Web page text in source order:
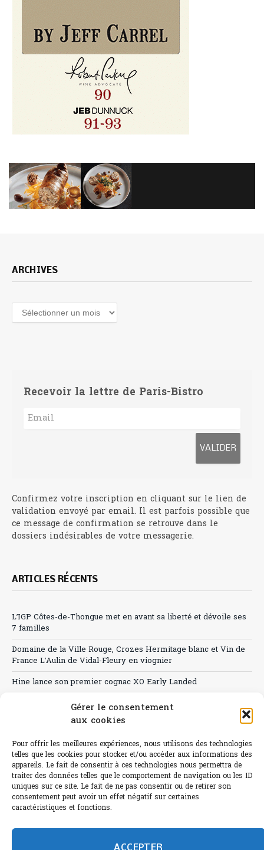
Gérer le consentement
aux cookies
Pour offrir les meilleures expériences, nous utilisons des technologies
telles que les cookies pour stocker et/ou accéder aux informations des
appareils. Le fait de consentir à ces technologies nous permettra de
traiter des données telles que le comportement de navigation ou les ID
uniques sur ce site. Le fait de ne pas consentir ou de retirer son
consentement peut avoir un effet négatif sur certaines
caractéristiques et fonctions.
ACCEPTER
ARCHIVES
Archives
Recevoir la lettre de Paris-Bistro
Confirmez votre inscription en cliquant sur le lien de
validation envoyé par email. Il est parfois possible que
ce message de confirmation se retrouve dans le
dossiers indésirables de votre messagerie.
ARTICLES RÉCENTS
L’IGP Côtes-de-Thongue met en avant sa liberté et dévoile ses
7 familles
Domaine de la Ville Rouge, Crozes Hermitage blanc et Vin de
France L’Aulin de Vidal-Fleury en viognier
Hine lance son premier cognac XO Early Landed
Canicule : A quand le CHR à « l’heure espagnole » ?
Sélection de rosés 2026
L'abus d'alcool est dangereux pour la santé.
humain et 0% IA de Paris Bistro Editions - SARL de Presse -